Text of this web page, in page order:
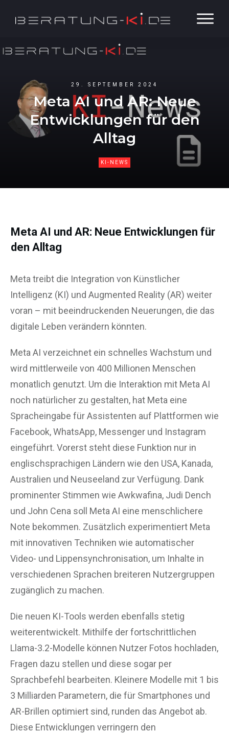
29. SEPTEMBER 2024
Meta AI und AR: Neue
Entwicklungen für den
Alltag
KI-NEWS
Meta AI und AR: Neue Entwicklungen für
den Alltag
Meta treibt die Integration von Künstlicher
Intelligenz (KI) und Augmented Reality (AR) weiter
voran – mit beeindruckenden Neuerungen, die das
digitale Leben verändern könnten.
Meta AI verzeichnet ein schnelles Wachstum und
wird mittlerweile von 400 Millionen Menschen
monatlich genutzt. Um die Interaktion mit Meta AI
noch natürlicher zu gestalten, hat Meta eine
Spracheingabe für Assistenten auf Plattformen wie
Facebook, WhatsApp, Messenger und Instagram
eingeführt. Vorerst steht diese Funktion nur in
englischsprachigen Ländern wie den USA, Kanada,
Australien und Neuseeland zur Verfügung. Dank
prominenter Stimmen wie Awkwafina, Judi Dench
und John Cena soll Meta AI eine menschlichere
Note bekommen. Zusätzlich experimentiert Meta
mit innovativen Techniken wie automatischer
Video- und Lippensynchronisation, um Inhalte in
verschiedenen Sprachen breiteren Nutzergruppen
zugänglich zu machen.
Die neuen KI-Tools werden ebenfalls stetig
weiterentwickelt. Mithilfe der fortschrittlichen
Llama-3.2-Modelle können Nutzer Fotos hochladen,
Fragen dazu stellen und diese sogar per
Sprachbefehl bearbeiten. Kleinere Modelle mit 1 bis
3 Milliarden Parametern, die für Smartphones und
AR-Brillen optimiert sind, runden das Angebot ab.
Diese Entwicklungen verringern den